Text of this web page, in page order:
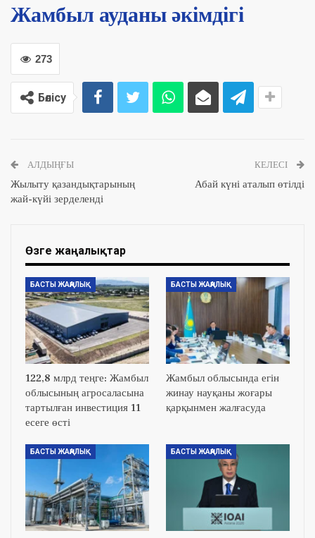
Жамбыл ауданы әкімдігі
273
Бөлісу
АЛДЫҢҒЫ
Жылыту қазандықтарының
жай-күйі зерделенді
КЕЛЕСІ
Абай күні аталып өтілді
Өзге жаңалықтар
БАСТЫ ЖАҢАЛЫҚ
122,8 млрд теңге: Жамбыл
облысының агросаласына
тартылған инвестиция 11
есеге өсті
БАСТЫ ЖАҢАЛЫҚ
Жамбыл облысында егін
жинау науқаны жоғары
қарқынмен жалғасуда
БАСТЫ ЖАҢАЛЫҚ БАСТЫ ЖАҢАЛЫҚ